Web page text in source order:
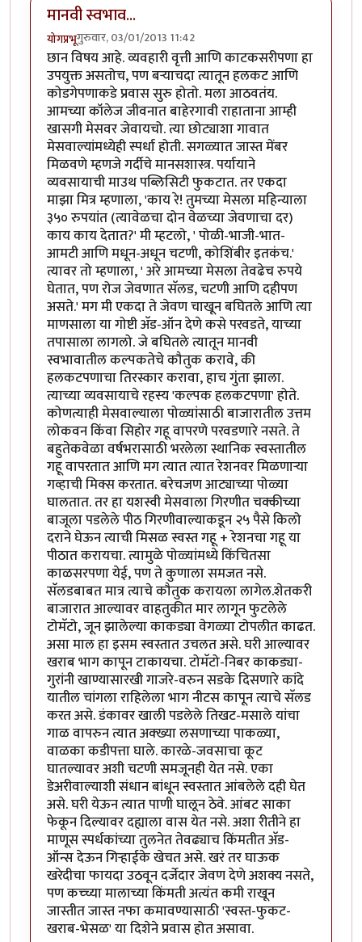
मानवी स्वभाव...
योगप्रभूगुरुवार, 03/01/2013 11:42
छान विषय आहे. व्यवहारी वृत्ती आणि काटकसरीपणा हा
उपयुक्त असतोच, पण बर्‍याचदा त्यातून हलकट आणि
कोडगेपणाकडे प्रवास सुरु होतो. मला आठवतंय.
आमच्या कॉलेज जीवनात बाहेरगावी राहाताना आम्ही
खासगी मेसवर जेवायचो. त्या छोट्याशा गावात
मेसवाल्यांमध्येही स्पर्धा होती. सगळ्यात जास्त मेंबर
मिळवणे म्हणजे गर्दीचे मानसशास्त्र. पर्यायाने
व्यवसायाची माउथ पब्लिसिटी फुकटात. तर एकदा
माझा मित्र म्हणाला, 'काय रे! तुमच्या मेसला महिन्याला
३५० रुपयांत (त्यावेळचा दोन वेळच्या जेवणाचा दर)
काय काय देतात?' मी म्हटलो, ' पोळी-भाजी-भात-
आमटी आणि मधून-अधून चटणी, कोशिंबीर इतकंच.'
त्यावर तो म्हणाला, ' अरे आमच्या मेसला तेवढेच रुपये
घेतात, पण रोज जेवणात सॅलड, चटणी आणि दहीपण
असते.' मग मी एकदा ते जेवण चाखून बघितले आणि त्या
माणसाला या गोष्टी अ‍ॅड-ऑन देणे कसे परवडते, याच्या
तपासाला लागलो. जे बघितले त्यातून मानवी
स्वभावातील कल्पकतेचे कौतुक करावे, की
हलकटपणाचा तिरस्कार करावा, हाच गुंता झाला.
त्याच्या व्यवसायाचे रहस्य 'कल्पक हलकटपणा' होते.
कोणत्याही मेसवाल्याला पोळ्यांसाठी बाजारातील उत्तम
लोकवन किंवा सिहोर गहू वापरणे परवडणारे नसते. ते
बहुतेकवेळा वर्षभरासाठी भरलेला स्थानिक स्वस्तातील
गहू वापरतात आणि मग त्यात त्यात रेशनवर मिळणार्‍या
गव्हाची मिक्स करतात. बरेचजण आट्याच्या पोळ्या
घालतात. तर हा यशस्वी मेसवाला गिरणीत चक्कीच्या
बाजूला पडलेले पीठ गिरणीवाल्याकडून २५ पैसे किलो
दराने घेऊन त्याची मिसळ स्वस्त गहू + रेशनचा गहू या
पीठात करायचा. त्यामुळे पोळ्यांमध्ये किंचितसा
काळसरपणा येई, पण ते कुणाला समजत नसे.
सॅलडबाबत मात्र त्याचे कौतुक करायला लागेल.शेतकरी
बाजारात आल्यावर वाहतुकीत मार लागून फुटलेले
टोमॅटो, जून झालेल्या काकड्या वेगळ्या टोपलीत काढत.
असा माल हा इसम स्वस्तात उचलत असे. घरी आल्यावर
खराब भाग कापून टाकायचा. टोमॅटो-निबर काकड्या-
गुरांनी खाण्यासारखी गाजरे-वरुन सडके दिसणारे कांदे
यातील चांगला राहिलेला भाग नीटस कापून त्याचे सॅलड
करत असे. डंकावर खाली पडलेले तिखट-मसाले यांचा
गाळ वापरुन त्यात अक्ख्या लसणाच्या पाकळ्या,
वाळका कडीपत्ता घाले. कारळे-जवसाचा कूट
घातल्यावर अशी चटणी समजूनही येत नसे. एका
डेअरीवाल्याशी संधान बांधून स्वस्तात आंबलेले दही घेत
असे. घरी येऊन त्यात पाणी घालून ठेवे. आंबट साका
फेकून दिल्यावर दह्याला वास येत नसे. अशा रीतीने हा
माणूस स्पर्धकांच्या तुलनेत तेवढ्याच किंमतीत अ‍ॅड-
ऑन्स देऊन गिर्‍हाईके खेचत असे. खरं तर घाऊक
खरेदीचा फायदा उठवून दर्जेदार जेवण देणे अशक्य नसते,
पण कच्च्या मालाच्या किंमती अत्यंत कमी राखून
जास्तीत जास्त नफा कमावण्यासाठी 'स्वस्त-फुकट-
खराब-भेसळ' या दिशेने प्रवास होत असावा.